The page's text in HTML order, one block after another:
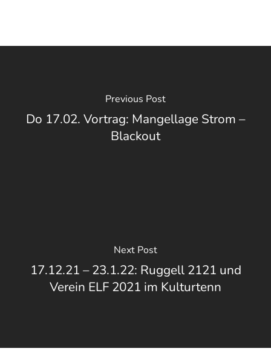
Previous Post
Do 17.02. Vortrag: Mangellage Strom –
Blackout
Next Post
17.12.21 – 23.1.22: Ruggell 2121 und
Verein ELF 2021 im Kulturtenn